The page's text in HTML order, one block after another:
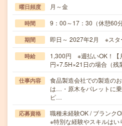
曜日頻度 月～金
時間 9：00～17：30（休憩60分
期間 即日～ 2027年2月 ※スタ
時給
1,300円 ※週払いOK！【
円×7.5H×21日の場合（
仕事内容
食品製造会社での製造の
は…・原木をパレットに
ピ…
応募資格
職種未経験OK / ブランク
※特別な経験やスキルはい